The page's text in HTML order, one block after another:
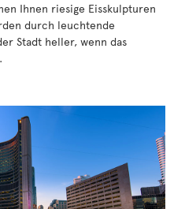
Ihnen riesige Eisskulpturen
durch leuchtende
Stadt heller, wenn das